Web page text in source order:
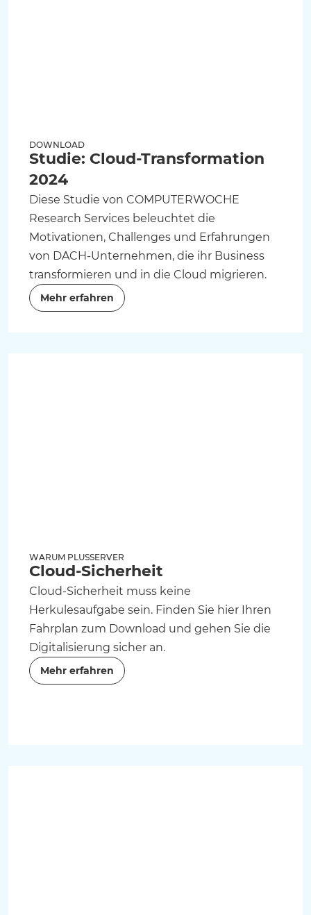
DOWNLOAD
Studie: Cloud-Transformation
2024
Diese Studie von COMPUTERWOCHE
Research Services beleuchtet die
Motivationen, Challenges und Erfahrungen
von DACH-Unternehmen, die ihr Business
transformieren und in die Cloud migrieren.
Mehr erfahren
WARUM PLUSSERVER
Cloud-Sicherheit
Cloud-Sicherheit muss keine
Herkulesaufgabe sein. Finden Sie hier Ihren
Fahrplan zum Download und gehen Sie die
Digitalisierung sicher an.
Mehr erfahren